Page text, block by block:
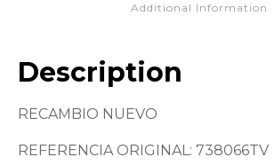
Additional Information
Description
RECAMBIO NUEVO
REFERENCIA ORIGINAL: 738066TV